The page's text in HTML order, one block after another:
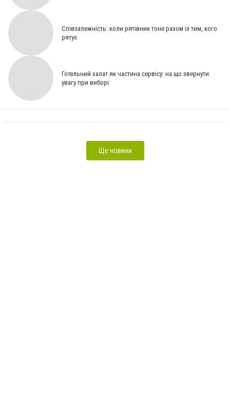
Співзалежність: коли рятівник тоне разом із тим, кого
рятує
Готельний халат як частина сервісу: на що звернути
увагу при виборі
Тестировщик программного обеспечения – что за профессия и как ей обучиться [ПАРТНЕРСЬКИЙ
МАТЕРІАЛ]
Идеальная люстра для спальни: как выбрать лучший вариант? [ПАРТНЕРСЬКИЙ
Фунгіциди на соняшнику: склеротиніоз, фомоз, альтернаріоз [На правах реклами]
Види фанери та їх відмінності: як зробити правильний вибір [На правах реклами] Топ-10 ідей
оригінальних подарунків, які не припадатимуть пилом на полиці [Спонсорський матеріал]
выбрать электрический теплый пол для квартиры [ПАРТНЕРСЬКИЙ МАТЕРІАЛ]
професіоналізм та надійність у сфері автомобільного скла: повний огляд послуг та переваг
[СЮЖЕТ]
Ще новини